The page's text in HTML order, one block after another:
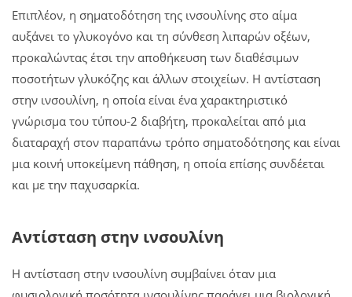
Επιπλέον, η σηματοδότηση της ινσουλίνης στο αίμα
αυξάνει το γλυκογόνο και τη σύνθεση λιπαρών οξέων,
προκαλώντας έτσι την αποθήκευση των διαθέσιμων
ποσοτήτων γλυκόζης και άλλων στοιχείων. Η αντίσταση
στην ινσουλίνη, η οποία είναι ένα χαρακτηριστικό
γνώρισμα του τύπου-2 διαβήτη, προκαλείται από μια
διαταραχή στον παραπάνω τρόπο σηματοδότησης και είναι
μια κοινή υποκείμενη πάθηση, η οποία επίσης συνδέεται
και με την παχυσαρκία.
Αντίσταση στην ινσουλίνη
Η αντίσταση στην ινσουλίνη συμβαίνει όταν μια